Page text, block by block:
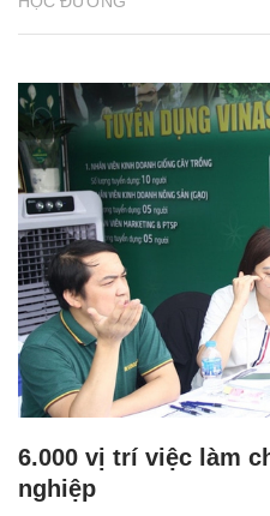
6.000 vị trí việc làm
nghiệp